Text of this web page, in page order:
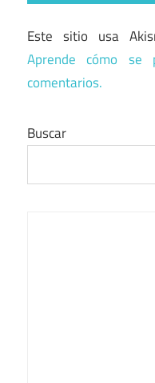
Este sitio usa
Aprende cómo
comentarios.
Buscar